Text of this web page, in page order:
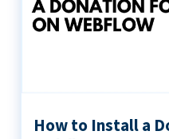
How to Install a